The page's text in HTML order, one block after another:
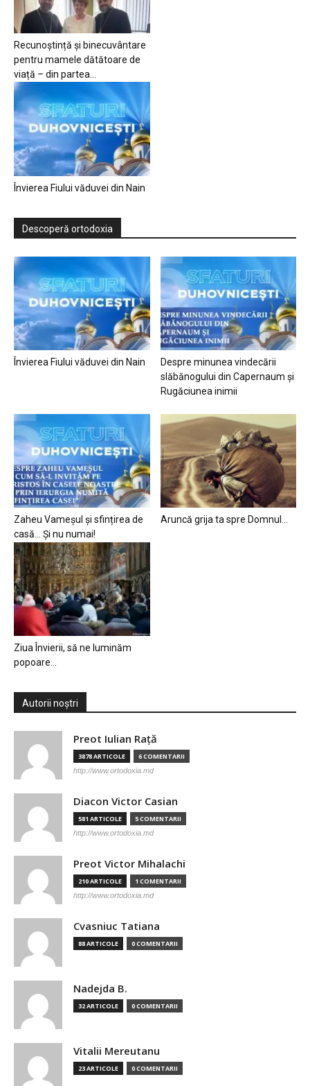
Recunoștință și binecuvântare
pentru mamele dătătoare de
viață – din partea...
Învierea Fiului văduvei din Nain
Descoperă ortodoxia
Învierea Fiului văduvei din Nain
Despre minunea vindecării
slăbănogului din Capernaum și
Rugăciunea inimii
Zaheu Vameșul și sfințirea de
casă… Și nu numai!
Aruncă grija ta spre Domnul…
Ziua Învierii, să ne luminăm
popoare…
Autorii noștri
Preot Iulian Raţă
3878 ARTICOLE 6 COMENTARII
http://www.ortodoxia.md
Diacon Victor Casian
581 ARTICOLE 5 COMENTARII
http://www.ortodoxia.md
Preot Victor Mihalachi
210 ARTICOLE 1 COMENTARII
http://www.ortodoxia.md
Cvasniuc Tatiana
88 ARTICOLE 0 COMENTARII
Nadejda B.
32 ARTICOLE 0 COMENTARII
Vitalii Mereutanu
23 ARTICOLE 0 COMENTARII